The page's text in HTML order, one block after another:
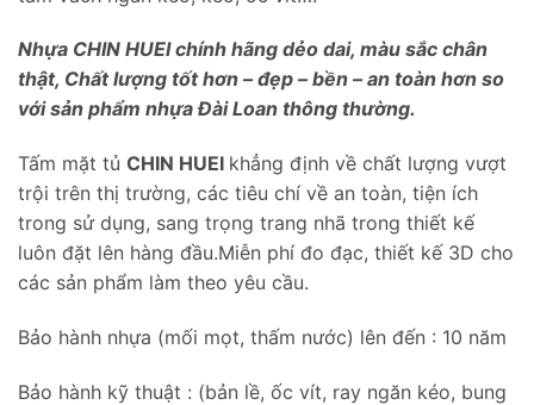
Nhựa CHIN HUEI chính hãng dẻo dai, màu sắc chân
thật, Chất lượng tốt hơn – đẹp – bền – an toàn hơn so
với sản phẩm nhựa Đài Loan thông thường.
Tấm mặt tủ CHIN HUEI khẳng định về chất lượng vượt
trội trên thị trường, các tiêu chí về an toàn, tiện ích
trong sử dụng, sang trọng trang nhã trong thiết kế
luôn đặt lên hàng đầu.Miễn phí đo đạc, thiết kế 3D cho
các sản phẩm làm theo yêu cầu.
Bảo hành nhựa (mối mọt, thấm nước) lên đến : 10 năm
Bảo hành kỹ thuật : (bản lề, ốc vít, ray ngăn kéo, bung